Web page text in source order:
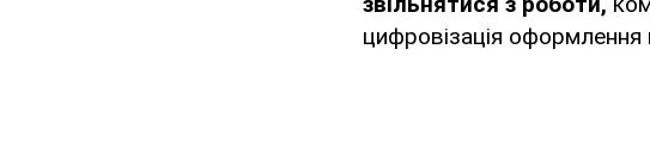
цифровізація оформлення